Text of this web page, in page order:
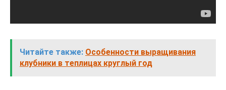
Читайте также: Особенности выращивания
клубники в теплицах круглый год